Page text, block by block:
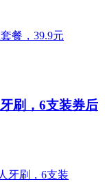
刷，6支装券后